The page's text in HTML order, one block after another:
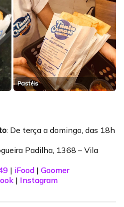
Pastéis
: De terça a domingo, das 18h
Padilha, 1368 – Vila
| iFood | Goomer
| Instagram